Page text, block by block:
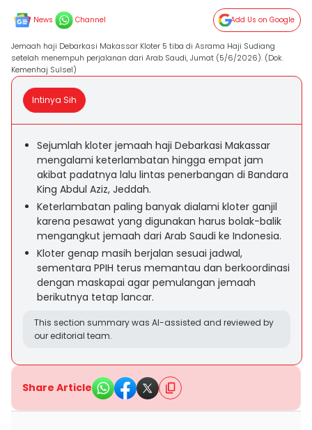
News Channel Add Us on Google
Jemaah haji Debarkasi Makassar Kloter 5 tiba di Asrama Haji Sudiang
setelah menempuh perjalanan dari Arab Saudi, Jumat (5/6/2026). (Dok.
Kemenhaj Sulsel)
Intinya Sih
Sejumlah kloter jemaah haji Debarkasi Makassar
mengalami keterlambatan hingga empat jam
akibat padatnya lalu lintas penerbangan di Bandara
King Abdul Aziz, Jeddah.
Keterlambatan paling banyak dialami kloter ganjil
karena pesawat yang digunakan harus bolak-balik
mengangkut jemaah dari Arab Saudi ke Indonesia.
Kloter genap masih berjalan sesuai jadwal,
sementara PPIH terus memantau dan berkoordinasi
dengan maskapai agar pemulangan jemaah
berikutnya tetap lancar.
This section summary was AI-assisted and reviewed by
our editorial team.
Share Article